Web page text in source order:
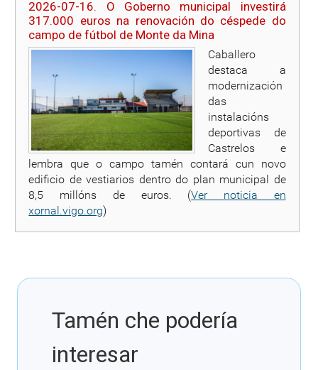
2026-07-16. O Goberno municipal investirá
317.000 euros na renovación do céspede do
campo de fútbol de Monte da Mina
Caballero
destaca a
modernización
das
instalacións
deportivas de
Castrelos e
lembra que o campo tamén contará cun novo
edificio de vestiarios dentro do plan municipal de
8,5 millóns de euros. (Ver noticia en
xornal.vigo.org)
Tamén che podería
interesar